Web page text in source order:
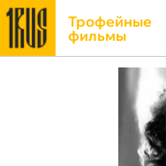
Трофейные
фильмы